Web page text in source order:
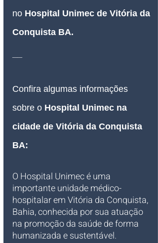
no Hospital Unimec de Vitória da
Conquista BA.
Confira algumas informações
sobre o Hospital Unimec na
cidade de Vitória da Conquista
BA:
O Hospital Unimec é uma
importante unidade médico-
hospitalar em Vitória da Conquista,
Bahia, conhecida por sua atuação
na promoção da saúde de forma
humanizada e sustentável.